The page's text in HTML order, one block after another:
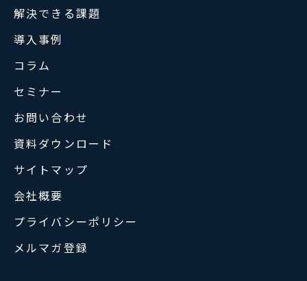
解決できる課題
導入事例
コラム
セミナー
お問い合わせ
資料ダウンロード
サイトマップ
会社概要
プライバシーポリシー
メルマガ登録